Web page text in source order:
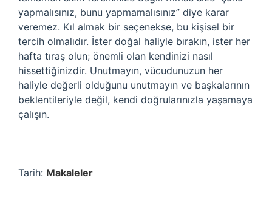
yapmalısınız, bunu yapmamalısınız” diye karar
veremez. Kıl almak bir seçenekse, bu kişisel bir
tercih olmalıdır. İster doğal haliyle bırakın, ister her
hafta tıraş olun; önemli olan kendinizi nasıl
hissettiğinizdir. Unutmayın, vücudunuzun her
haliyle değerli olduğunu unutmayın ve başkalarının
beklentileriyle değil, kendi doğrularınızla yaşamaya
çalışın.
Tarih: Makaleler